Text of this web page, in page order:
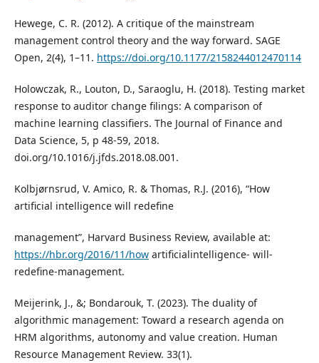
Hewege, C. R. (2012). A critique of the mainstream
management control theory and the way forward. SAGE
Open, 2(4), 1–11. https://doi.org/10.1177/2158244012470114
Holowczak, R., Louton, D., Saraoglu, H. (2018). Testing market
response to auditor change filings: A comparison of
machine learning classifiers. The Journal of Finance and
Data Science, 5, p 48-59, 2018.
doi.org/10.1016/j.jfds.2018.08.001.
Kolbjørnsrud, V. Amico, R. & Thomas, R.J. (2016), “How
artificial intelligence will redefine
management”, Harvard Business Review, available at:
https://hbr.org/2016/11/howartificialintelligence- will-
redefine-management.
Meijerink, J., &; Bondarouk, T. (2023). The duality of
algorithmic management: Toward a research agenda on
HRM algorithms, autonomy and value creation. Human
Resource Management Review. 33(1).